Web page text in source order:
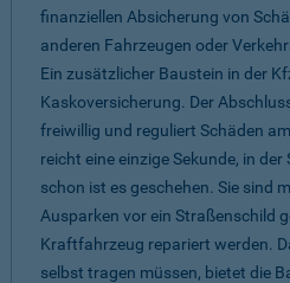
finanziellen Absicherung von
anderen Fahrzeugen oder
Ein zusätzlicher Baustein in der
Kaskoversicherung. Der
freiwillig und reguliert Schäden
reicht eine einzige Sekunde, in
schon ist es geschehen. Sie sind
Ausparken vor ein Straßenschild
Kraftfahrzeug repariert werden.
selbst tragen müssen, bietet die